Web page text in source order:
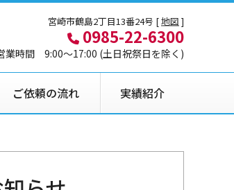
宮崎市鶴島2丁目13番24号 [地図 ]
0985-22-6300
業時間 9:00〜17:00 (土日祝祭日を除く)
ご依頼の流れ 実績紹介